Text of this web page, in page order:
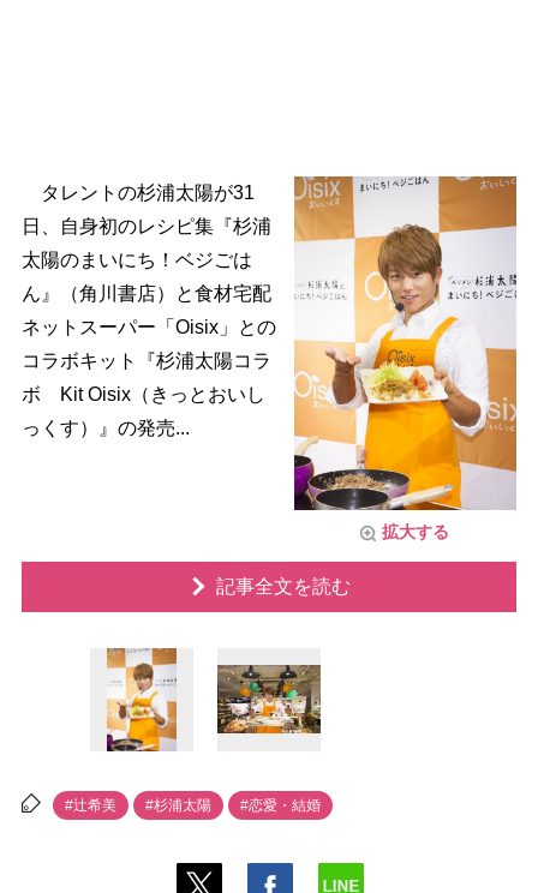
拡大する
タレントの杉浦太陽が31
日、自身初のレシピ集『杉浦
太陽のまいにち！ベジごは
ん』（角川書店）と食材宅配
ネットスーパー「Oisix」との
コラボキット『杉浦太陽コラ
ボ Kit Oisix（きっとおいし
っくす）』の発売...
記事全文を読む
#辻希美 #杉浦太陽 #恋愛・結婚